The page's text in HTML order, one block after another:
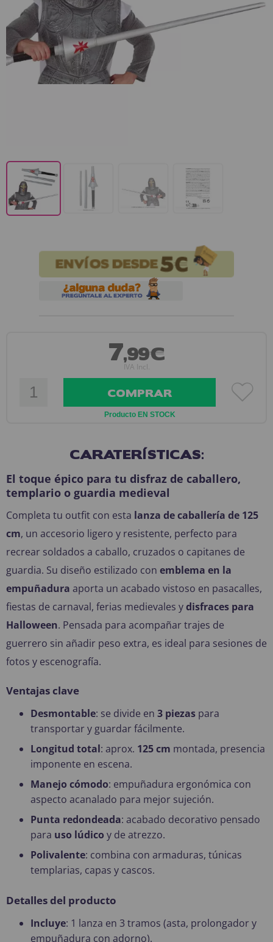
7,99€
IVA Incl.
COMPRAR
Producto EN STOCK
CARATERÍSTICAS:
El toque épico para tu disfraz de caballero,
templario o guardia medieval
Completa tu outfit con esta lanza de caballería de 125
cm, un accesorio ligero y resistente, perfecto para
recrear soldados a caballo, cruzados o capitanes de
guardia. Su diseño estilizado con emblema en la
empuñadura aporta un acabado vistoso en pasacalles,
fiestas de carnaval, ferias medievales ydisfraces para
Halloween. Pensada para acompañar trajes de
guerrero sin añadir peso extra, es ideal para sesiones de
fotos y escenografía.
Ventajas clave
Desmontable: se divide en 3 piezas para
transportar y guardar fácilmente.
Longitud total: aprox. 125 cm montada, presencia
imponente en escena.
Manejo cómodo: empuñadura ergonómica con
aspecto acanalado para mejor sujeción.
Punta redondeada: acabado decorativo pensado
para uso lúdico y de atrezzo.
Polivalente: combina con armaduras, túnicas
templarias, capas y cascos.
Detalles del producto
Incluye: 1 lanza en 3 tramos (asta, prolongador y
empuñadura con adorno).